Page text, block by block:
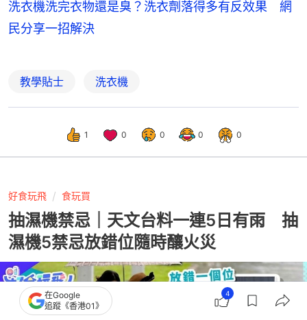
洗衣機洗完衣物還是臭？洗衣劑落得多有反效果 網
民分享一招解決
教學貼士 洗衣機
1 0 0 0 0
好食玩飛 食玩買
抽濕機禁忌｜天文台料一連5日有雨 抽
濕機5禁忌放錯位隨時釀火災
在Google
追蹤《香港01》
4